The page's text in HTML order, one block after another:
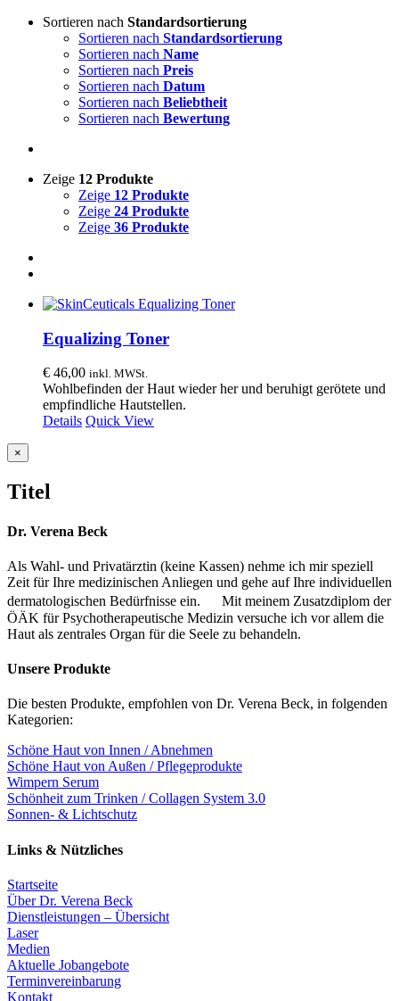
Sortieren nach Standardsortierung
Sortieren nach Standardsortierung
Sortieren nach Name
Sortieren nach Preis
Sortieren nach Datum
Sortieren nach Beliebtheit
Sortieren nach Bewertung
Zeige 12 Produkte
Zeige 12 Produkte
Zeige 24 Produkte
Zeige 36 Produkte
Equalizing Toner
€ 46,00 inkl. MWSt.
Wohlbefinden der Haut wieder her und beruhigt gerötete und
empfindliche Hautstellen.
Details Quick View
Close
product
view
×
Titel
Dr. Verena Beck
Als Wahl- und Privatärztin (keine Kassen) nehme ich mir speziell
Zeit für Ihre medizinischen Anliegen und gehe auf Ihre individuellen
dermatologischen Bedürfnisse ein. Mit meinem Zusatzdiplom der
ÖÄK für Psychotherapeutische Medizin versuche ich vor allem die
Haut als zentrales Organ für die Seele zu behandeln.
Unsere Produkte
Die besten Produkte, empfohlen von Dr. Verena Beck, in folgenden
Kategorien:
Schöne Haut von Innen / Abnehmen
Schöne Haut von Außen / Pflegeprodukte
Wimpern Serum
Schönheit zum Trinken / Collagen System 3.0
Sonnen- & Lichtschutz
Links & Nützliches
Startseite
Über Dr. Verena Beck
Dienstleistungen – Übersicht
Laser
Medien
Aktuelle Jobangebote
Terminvereinbarung
Kontakt